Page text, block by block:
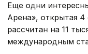
Еще одни
Арена», открытая 4
рассчитан на 11
международным